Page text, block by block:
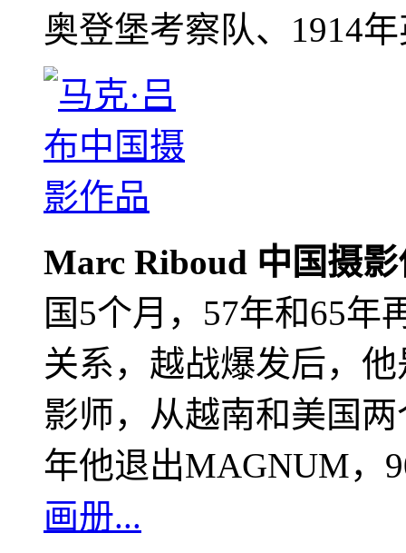
奥登堡考察队、1914
Marc Riboud 中国摄
国5个月，57年和65年
关系，越战爆发后，
影师，从越南和美国
年他退出MAGNUM，
画册...